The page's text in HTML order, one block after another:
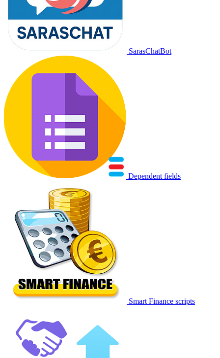
SarasChatBot
Dependent fields
Smart Finance scripts